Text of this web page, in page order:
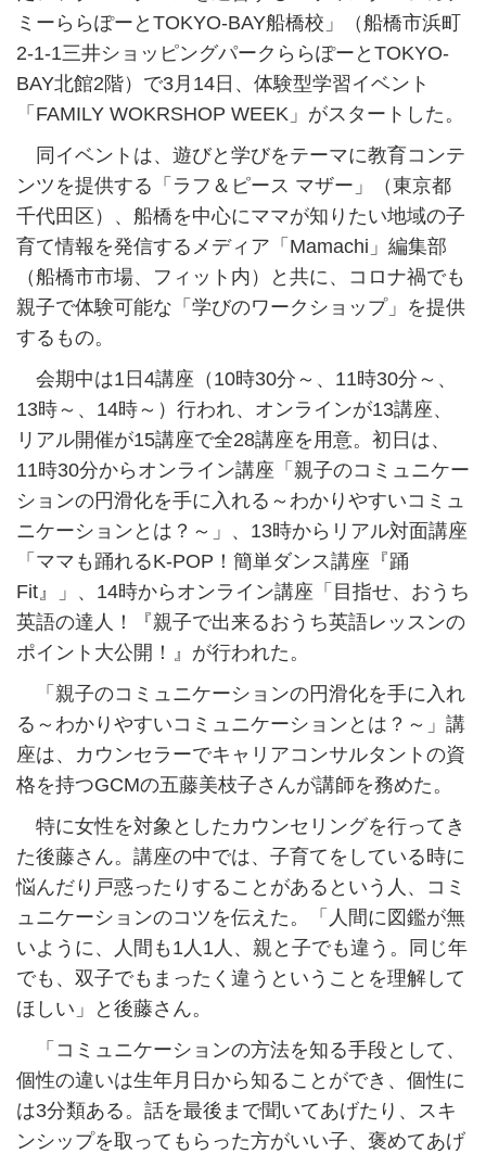
ミーららぽーと TOKYO-BAY船橋校」（船橋市浜町
2-1-1三井ショッピングパークららぽーと TOKYO-
BAY北館2階）で3月 14 日、体験型学習イベント
「 FAMILY WOKRSHOP WEEK 」がスタートした。
同イベントは、遊びと学びをテーマに教育コンテ
ンツを提供する「ラフ＆ピース マザー」（東京都
千代田区）、船橋を中心にママが知りたい地域の子
育て情報を発信するメディア「Mamachi」編集部
（船橋市市場、フィット内）と共に、コロナ禍でも
親子で体験可能な「学びのワークショップ」を提供
するもの。
会期中は1日4講座（10時30分～、11時30分～、
13時～、14時～）行われ、オンラインが13講座、
リアル開催が15講座で全28講座を用意。初日は、
11時30分からオンライン講座「親子のコミュニケー
ションの円滑化を手に入れる～わかりやすいコミュ
ニケーションとは？～」、13時からリアル対面講座
「ママも踊れるK-POP！簡単ダンス講座『踊
Fit』」、14時からオンライン講座「目指せ、おうち
英語の達人！『親子で出来るおうち英語レッスンの
ポイント大公開！』が行われた。
「親子のコミュニケーションの円滑化を手に入れ
る～わかりやすいコミュニケーションとは？～」講
座は、カウンセラーでキャリアコンサルタントの資
格を持つGCMの五藤美枝子さんが講師を務めた。
特に女性を対象としたカウンセリングを行ってき
た後藤さん。講座の中では、子育てをしている時に
悩んだり戸惑ったりすることがあるという人、コミ
ュニケーションのコツを伝えた。「人間に図鑑が無
いように、人間も1人1人、親と子でも違う。同じ年
でも、双子でもまったく違うということを理解して
ほしい」と後藤さん。
「コミュニケーションの方法を知る手段として、
個性の違いは生年月日から知ることができ、個性に
は3分類ある。話を最後まで聞いてあげたり、スキ
ンシップを取ってもらった方がいい子、褒めてあげ